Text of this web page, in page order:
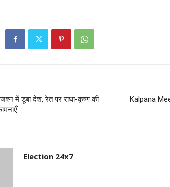
में डूबा देश, रेत पर राधा-कृष्ण की
Kalpana
Election 24x7